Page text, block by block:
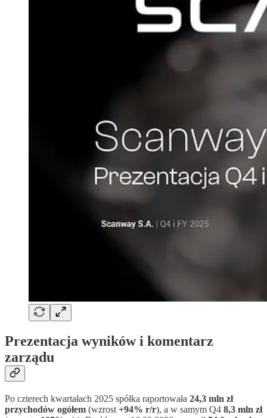
Prezentacja wyników i komentarz
zarządu
Po czterech kwartałach 2025 spółka raportowała 24,3 mln zł
przychodów ogółem (wzrost +94% r/r), a w samym Q4 8,3 mln zł